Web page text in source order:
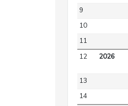
9
10
11
12
2026
13
14